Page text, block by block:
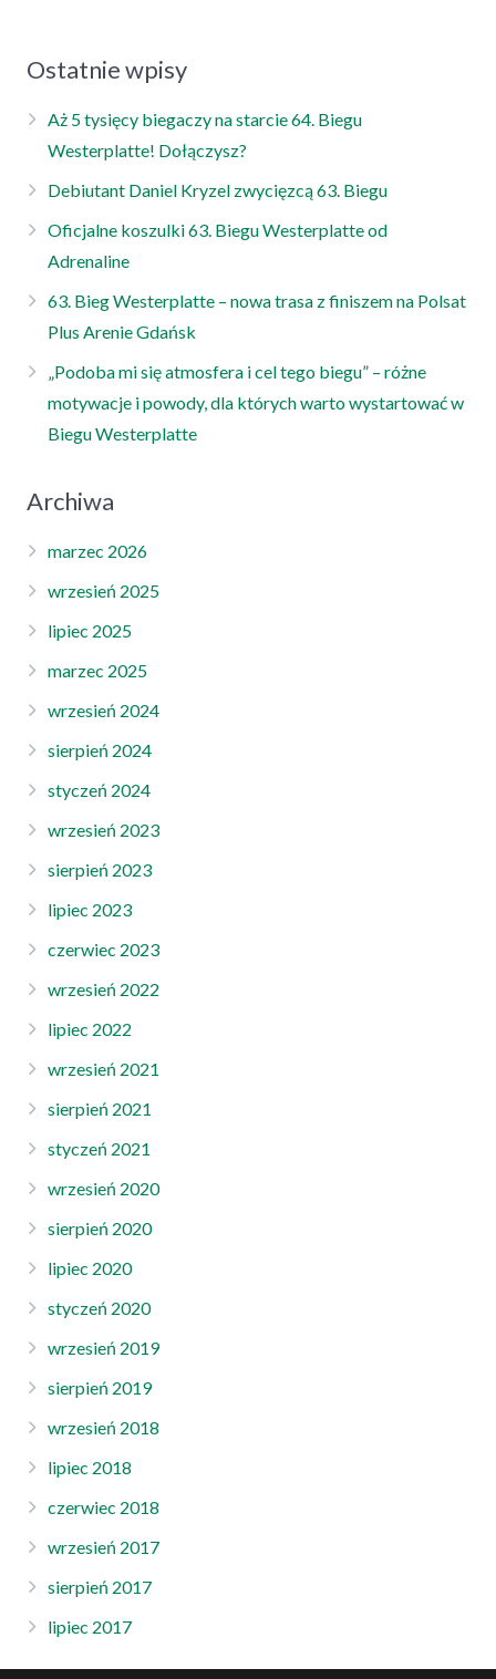
Ostatnie wpisy
Aż 5 tysięcy biegaczy na starcie 64. Biegu
Westerplatte! Dołączysz?
Debiutant Daniel Kryzel zwycięzcą 63. Biegu
Oficjalne koszulki 63. Biegu Westerplatte od
Adrenaline
63. Bieg Westerplatte – nowa trasa z finiszem na Polsat
Plus Arenie Gdańsk
„Podoba mi się atmosfera i cel tego biegu” – różne
motywacje i powody, dla których warto wystartować w
Biegu Westerplatte
Archiwa
marzec 2026
wrzesień 2025
lipiec 2025
marzec 2025
wrzesień 2024
sierpień 2024
styczeń 2024
wrzesień 2023
sierpień 2023
lipiec 2023
czerwiec 2023
wrzesień 2022
lipiec 2022
wrzesień 2021
sierpień 2021
styczeń 2021
wrzesień 2020
sierpień 2020
lipiec 2020
styczeń 2020
wrzesień 2019
sierpień 2019
wrzesień 2018
lipiec 2018
czerwiec 2018
wrzesień 2017
sierpień 2017
lipiec 2017